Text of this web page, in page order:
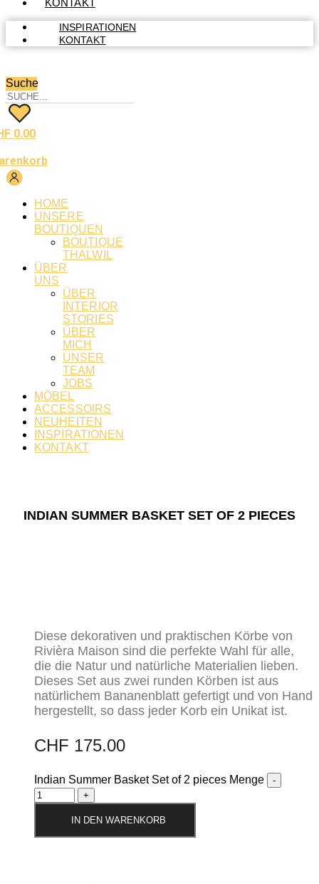
KONTAKT
INSPIRATIONEN
KONTAKT
Suche
0.00
HOME
UNSERE
BOUTIQUEN
BOUTIQUE
THALWIL
ÜBER
UNS
ÜBER
INTERIOR
STORIES
ÜBER
MICH
UNSER
TEAM
JOBS
MÖBEL
ACCESSOIRS
NEUHEITEN
INSPIRATIONEN
KONTAKT
INDIAN SUMMER BASKET SET OF 2 PIECES
Diese dekorativen und praktischen Körbe von
Rivièra Maison sind die perfekte Wahl für alle,
die die Natur und natürliche Materialien lieben.
Dieses Set aus zwei runden Körben ist aus
natürlichem Bananenblatt gefertigt und von Hand
hergestellt, so dass jeder Korb ein Unikat ist.
CHF 175.00
Indian Summer Basket Set of 2 pieces Menge
IN DEN WARENKORB